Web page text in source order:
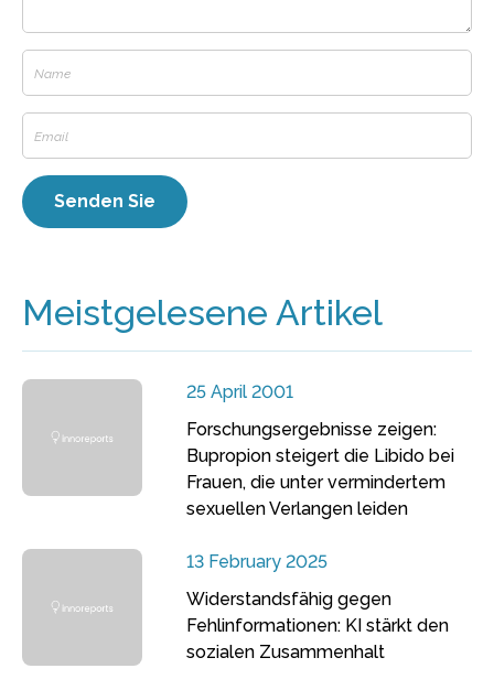
Meistgelesene Artikel
25 April 2001
Forschungsergebnisse zeigen:
Bupropion steigert die Libido bei
Frauen, die unter vermindertem
sexuellen Verlangen leiden
13 February 2025
Widerstandsfähig gegen
Fehlinformationen: KI stärkt den
sozialen Zusammenhalt